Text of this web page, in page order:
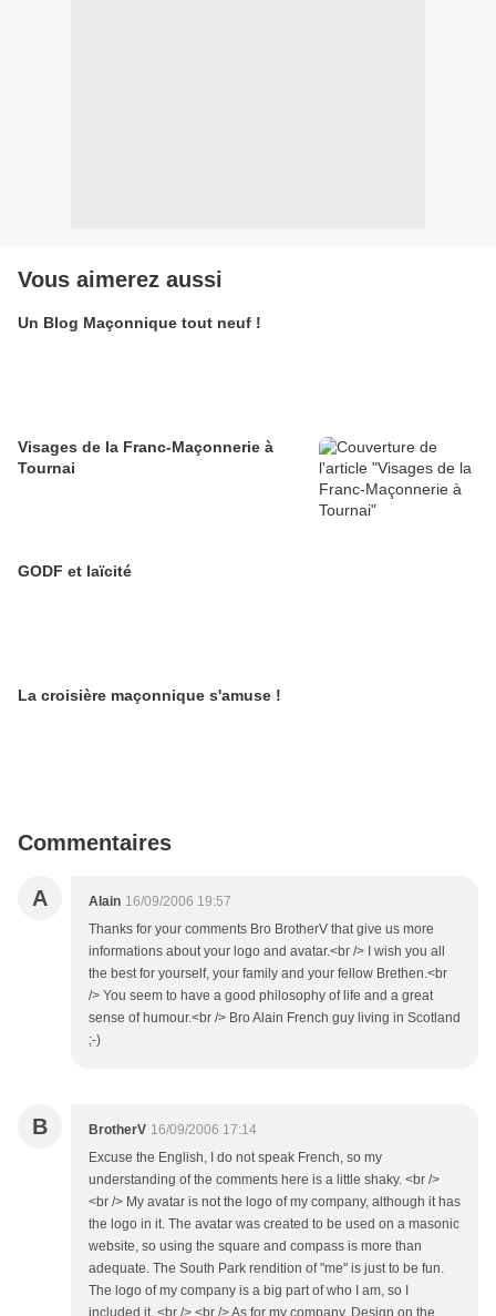
Vous aimerez aussi
Un Blog Maçonnique tout neuf !
Visages de la Franc-Maçonnerie à
Tournai
GODF et laïcité
La croisière maçonnique s'amuse !
Commentaires
A Alain 16/09/2006 19:57
Thanks for your comments Bro BrotherV that give us more
informations about your logo and avatar.<br /> I wish you all
the best for yourself, your family and your fellow Brethen.<br
/> You seem to have a good philosophy of life and a great
sense of humour.<br /> Bro Alain French guy living in Scotland
;-)
B BrotherV 16/09/2006 17:14
Excuse the English, I do not speak French, so my
understanding of the comments here is a little shaky. <br />
<br /> My avatar is not the logo of my company, although it has
the logo in it. The avatar was created to be used on a masonic
website, so using the square and compass is more than
adequate. The South Park rendition of "me" is just to be fun.
The logo of my company is a big part of who I am, so I
included it. <br /> <br /> As for my company, Design on the